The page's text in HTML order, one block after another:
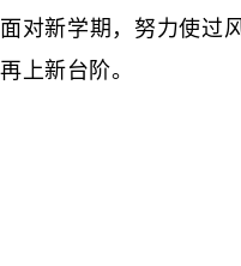
面对新学期，努力使过
再上新台阶。